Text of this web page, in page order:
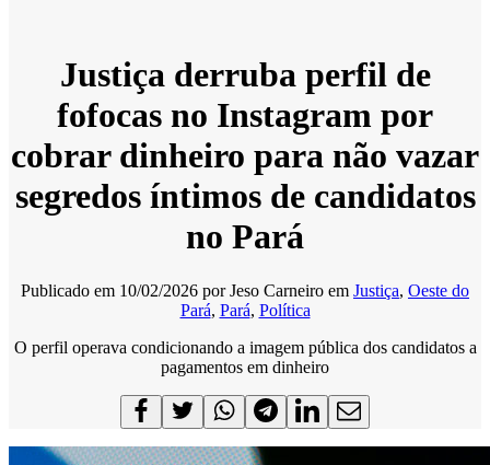
Justiça derruba perfil de
fofocas no Instagram por
cobrar dinheiro para não vazar
segredos íntimos de candidatos
no Pará
Publicado em 10/02/2026 porJeso Carneiro em Justiça, Oeste do
Pará, Pará, Política
O perfil operava condicionando a imagem pública dos candidatos a
pagamentos em dinheiro